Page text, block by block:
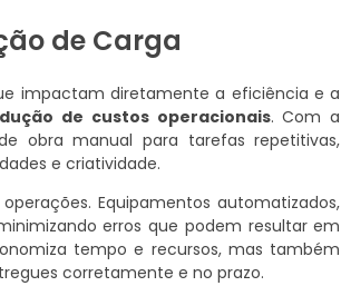
de Carga
impactam diretamente a eficiência e a
de custos operacionais. Com a
obra manual para tarefas repetitivas,
e criatividade.
Equipamentos automatizados,
erros que podem resultar em
tempo e recursos, mas também
corretamente e no prazo.